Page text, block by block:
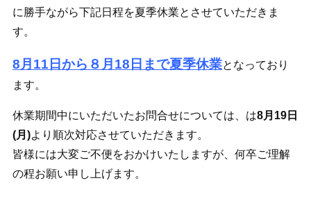
に勝手ながら下記日程を夏季休業とさせていただきま
す。
8月11日から８月18日まで夏季休業となっており
ます。
休業期間中にいただいたお問合せについては、は8月19日
(月)より順次対応させていただきます。
皆様には大変ご不便をおかけいたしますが、何卒ご理解
の程お願い申し上げます。